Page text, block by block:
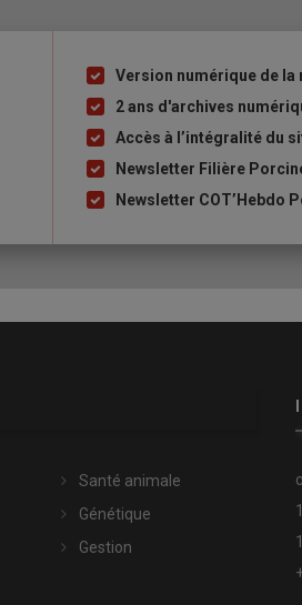
Liste
à
puce
Version numérique de la
2 ans d'archives
Accès à l’intégralité du
Newsletter Filière
Newsletter COT’Hebdo
Santé animale
Génétique
Gestion